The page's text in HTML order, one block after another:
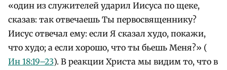
«один из служителей ударил Иисуса по щеке,
сказав: так отвечаешь Ты первосвященнику?
Иисус отвечал ему: если Я сказал худо, покажи,
что худо; а если хорошо, что ты бьешь Меня?» (
Ин 18:19–23). В реакции Христа мы видим то, что в